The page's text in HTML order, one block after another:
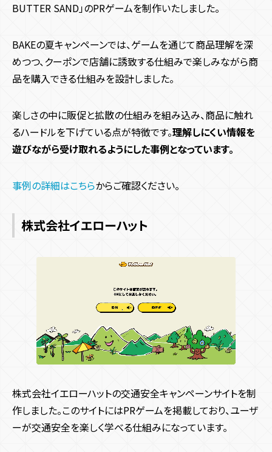
BUTTER SAND」のPRゲームを制作いたしました。
BAKEの夏キャンペーンでは、ゲームを通じて商品理解を深
めつつ、クーポンで店舗に誘致する仕組みで楽しみながら商
品を購入できる仕組みを設計しました。
楽しさの中に販促と拡散の仕組みを組み込み、商品に触れ
るハードルを下げている点が特徴です。理解しにくい情報を
遊びながら受け取れるようにした事例となっています。
事例の詳細はこちらからご確認ください。
株式会社イエローハット
株式会社イエローハットの交通安全キャンペーンサイトを制
作しました。このサイトにはPRゲームを掲載しており、ユーザ
ーが交通安全を楽しく学べる仕組みになっています。